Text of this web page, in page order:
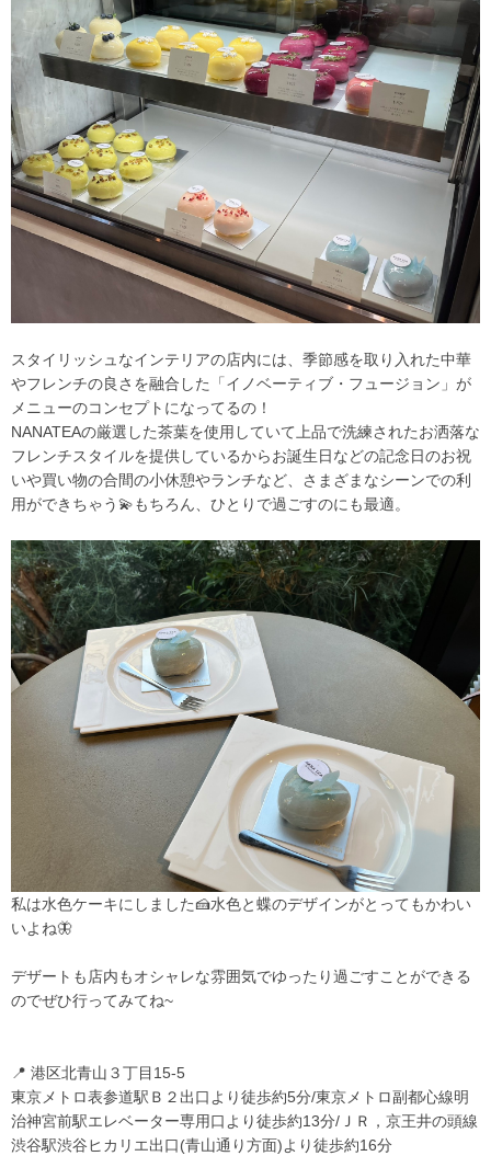
スタイリッシュなインテリアの店内には、季節感を取り入れた中華
やフレンチの良さを融合した「イノベーティブ・フュージョン」が
メニューのコンセプトになってるの！
NANATEAの厳選した茶葉を使用していて上品で洗練されたお洒落な
フレンチスタイルを提供しているからお誕生日などの記念日のお祝
いや買い物の合間の小休憩やランチなど、さまざまなシーンでの利
用ができちゃう💫もちろん、ひとりで過ごすのにも最適。
私は水色ケーキにしました🍰水色と蝶のデザインがとってもかわい
いよね🦋
デザートも店内もオシャレな雰囲気でゆったり過ごすことができる
のでぜひ行ってみてね~
📍 港区北青山３丁目15-5
東京メトロ表参道駅Ｂ２出口より徒歩約5分/東京メトロ副都心線明
治神宮前駅エレベーター専用口より徒歩約13分/ＪＲ，京王井の頭線
渋谷駅渋谷ヒカリエ出口(青山通り方面)より徒歩約16分